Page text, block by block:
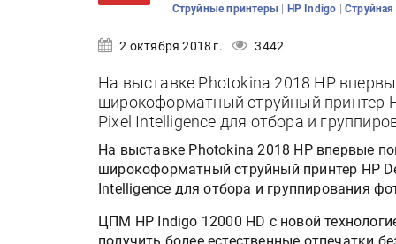
Струйные принтеры | HP Indigo | Струйная
2 октября 2018 г. 3442
На выставке Photokina 2018 HP
широкоформатный струйный принтер
Pixel Intelligence для отбора и
На выставке Photokina 2018 HP впервые
широкоформатный струйный принтер HP
Intelligence для отбора и группирования
ЦПМ HP Indigo 12000 HD с новой